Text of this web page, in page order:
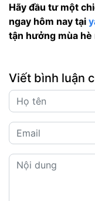
Hãy đầu tư một
ngay hôm nay tại
tận hưởng mùa hè
Viết bình luận